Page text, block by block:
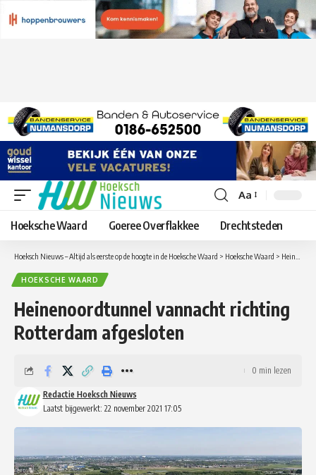
Lettergrootte
aanpassen
Aa
Hoeksche Waard Goeree Overflakkee Drechtsteden
Hoeksch Nieuws – Altijd als eerste op de hoogte in de Hoeksche Waard > Hoeksche Waard > Heinenoordtunnel vannacht richting Rotterdam afgesloten
HOEKSCHE WAARD
Heinenoordtunnel vannacht richting
Rotterdam afgesloten
Laatst bijgewerkt: 22 november 2021 17:05
Redactie Hoeksch Nieuws
0 min lezen